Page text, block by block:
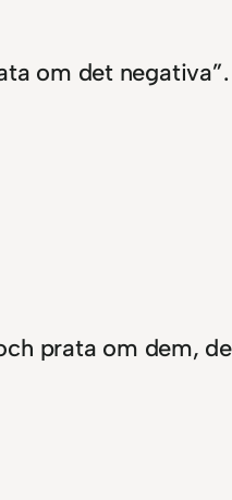
om det
prata om dem,